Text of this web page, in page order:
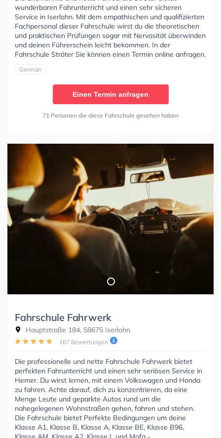
wunderbaren Fahrunterricht und einen sehr sicheren
Service in Iserlohn. Mit dem empathischen und qualifizierten
Fachpersonal dieser Fahrschule wirst du die theoretischen
und praktischen Prüfungen sogar mit Nervosität überwinden
und deinen Führerschein leicht bekommen. In der
Fahrschule Ströter Sie können einen Termin online anfragen.
German
Einen Termin anfragen
71 Personen die diese Fahrschule gesehen haben
Fahrschule Fahrwerk
Hauptstraße 184, 58675 Iserlohn
167 Bewertungen
Die professionelle und nette Fahrschule Fahrwerk bietet
perfekten Fahrunterricht und einen sehr seriösen Service in
Hemer. Du wirst lernen, mit einem Volkswagen und Honda
zu fahren. Achte darauf, dich zu konzentrieren, da eine
Menge Leute und geparkte Autos rund um die
nahegelegenen Wohnstraßen gehen, fahren und stehen.
Die Fahrschule bietet Perfekte Bedingungen um deine
Klasse A1, Klasse B, Klasse A, Klasse BE, Klasse B96,